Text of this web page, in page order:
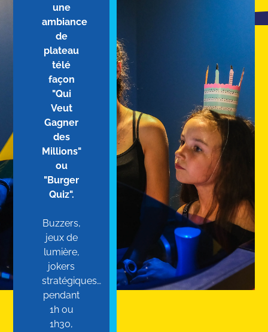
une
ambiance
de
plateau
télé
façon
"Qui
Veut
Gagner
des
Millions"
ou
"Burger
Quiz".
Buzzers,
jeux de
lumière,
jokers
stratégiques…
pendant
1h ou
1h30,